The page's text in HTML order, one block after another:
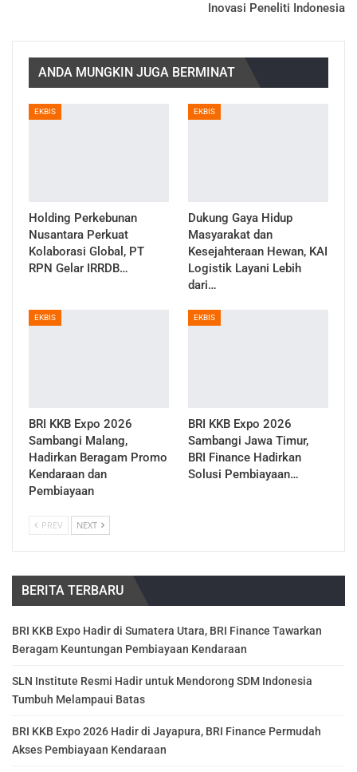
Inovasi Peneliti Indonesia
ANDA MUNGKIN JUGA BERMINAT
EKBIS
Holding Perkebunan
Nusantara Perkuat
Kolaborasi Global, PT
RPN Gelar IRRDB…
EKBIS
Dukung Gaya Hidup
Masyarakat dan
Kesejahteraan Hewan, KAI
Logistik Layani Lebih
dari…
EKBIS
BRI KKB Expo 2026
Sambangi Malang,
Hadirkan Beragam Promo
Kendaraan dan
Pembiayaan
EKBIS
BRI KKB Expo 2026
Sambangi Jawa Timur,
BRI Finance Hadirkan
Solusi Pembiayaan…
PREV NEXT
BERITA TERBARU
BRI KKB Expo Hadir di Sumatera Utara, BRI Finance Tawarkan
Beragam Keuntungan Pembiayaan Kendaraan
SLN Institute Resmi Hadir untuk Mendorong SDM Indonesia
Tumbuh Melampaui Batas
BRI KKB Expo 2026 Hadir di Jayapura, BRI Finance Permudah
Akses Pembiayaan Kendaraan